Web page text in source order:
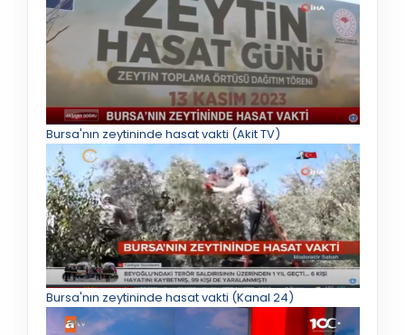
Bursa'nın zeytininde hasat vakti (Akit TV)
Bursa'nın zeytininde hasat vakti (Kanal 24)